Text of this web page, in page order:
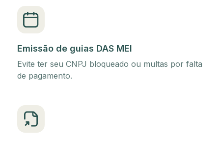
Emissão de guias DAS MEI
Evite ter seu CNPJ bloqueado ou multas por falta
de pagamento.